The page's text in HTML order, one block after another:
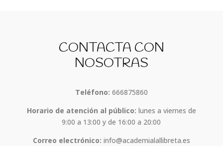
CONTACTA CON
NOSOTRAS
Teléfono: 666875860
Horario de atención al público: lunes a viernes de
9:00 a 13:00 y de 16:00 a 20:00
Correo electrónico: info@academialallibreta.es